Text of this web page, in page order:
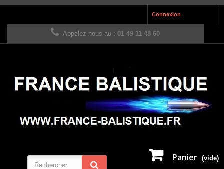
Connexion
Appelez-nous au : 01 49 11 48 60
Panier (vide)